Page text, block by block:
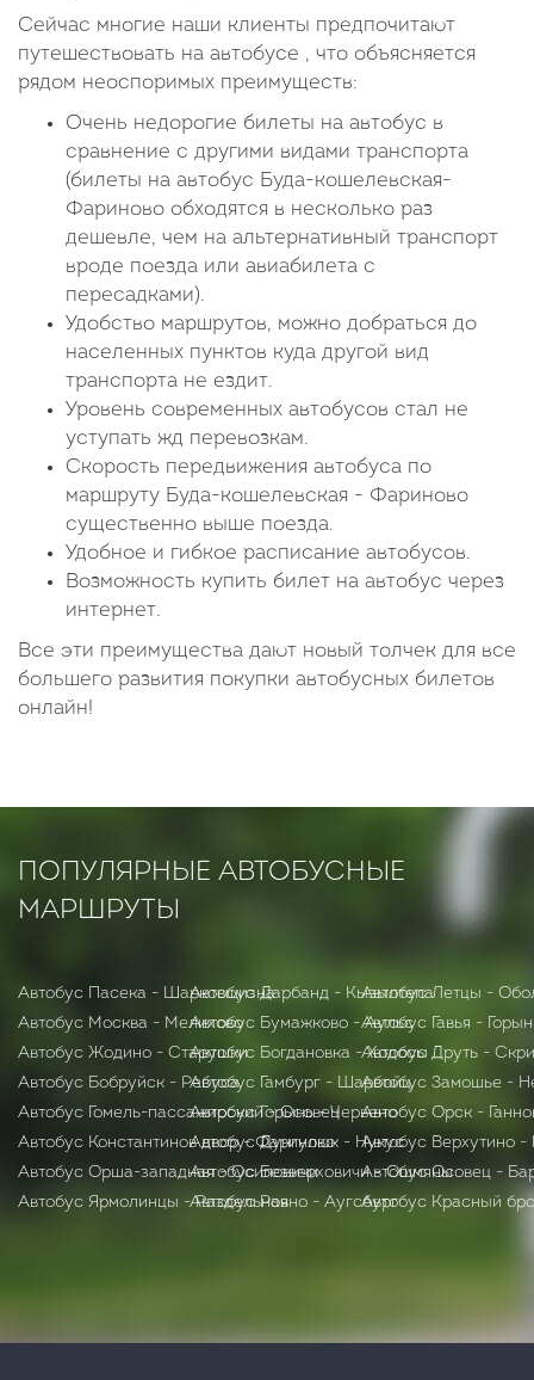
Сейчас многие наши клиенты предпочитают
путешествовать на автобусе , что объясняется
рядом неоспоримых преимуществ:
Очень недорогие билеты на автобус в
сравнение с другими видами транспорта
(билеты на автобус Буда-кошелевская-
Фариново обходятся в несколько раз
дешевле, чем на альтернативный транспорт
вроде поезда или авиабилета с
пересадками).
Удобство маршрутов, можно добраться до
населенных пунктов куда другой вид
транспорта не ездит.
Уровень современных автобусов стал не
уступать жд перевозкам.
Скорость передвижения автобуса по
маршруту Буда-кошелевская - Фариново
существенно выше поезда.
Удобное и гибкое расписание автобусов.
Возможность купить билет на автобус через
интернет.
Все эти преимущества дают новый толчек для все
большего развития покупки автобусных билетов
онлайн!
ПОПУЛЯРНЫЕ АВТОБУСНЫЕ
МАРШРУТЫ
Автобус Пасека - Шарковщизна
Автобус Москва - Мелихово
Автобус Жодино - Старушки
Автобус Бобруйск - Ребуса
Автобус Гомель-пассажирский - Осовец
Автобус Константинов двор - Фариново
Автобус Орша-западная - Осиповичи
Автобус Ярмолинцы - Раздельная
Автобус Дарбанд - Кызылтепа
Автобус Бумажково - Аульс
Автобус Богдановка - Ходосы
Автобус Гамбург - Шарбойц
Автобус Горынь - Червено
Автобус Дунгулюк - Нукус
Автобус Безверховичи - Ошмяны
Автобус Ровно - Аугсбург
Автобус Летцы -
Автобус Гавья -
Автобус Друть -
Автобус Замошье -
Автобус Орск -
Автобус Верхутино
Автобус Осовец -
Автобус Красный